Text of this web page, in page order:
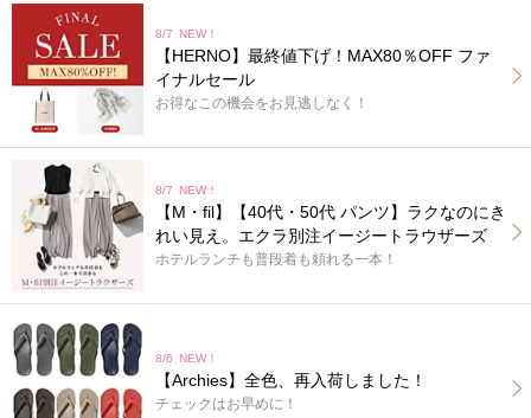
8/7 NEW！
【HERNO】最終値下げ！MAX80％OFF ファ
イナルセール
お得なこの機会をお見逃しなく！
8/7 NEW！
【M・fil】【40代・50代 パンツ】ラクなのにき
れい見え。エクラ別注イージートラウザーズ
ホテルランチも普段着も頼れる一本！
8/6 NEW！
【Archies】全色、再入荷しました！
チェックはお早めに！